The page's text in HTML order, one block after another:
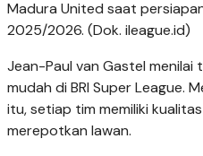
Madura United saat
2025/2026. (Dok. ileague.id)
Jean-Paul van Gastel
mudah di BRI Super League.
itu, setiap tim memiliki
merepotkan lawan.